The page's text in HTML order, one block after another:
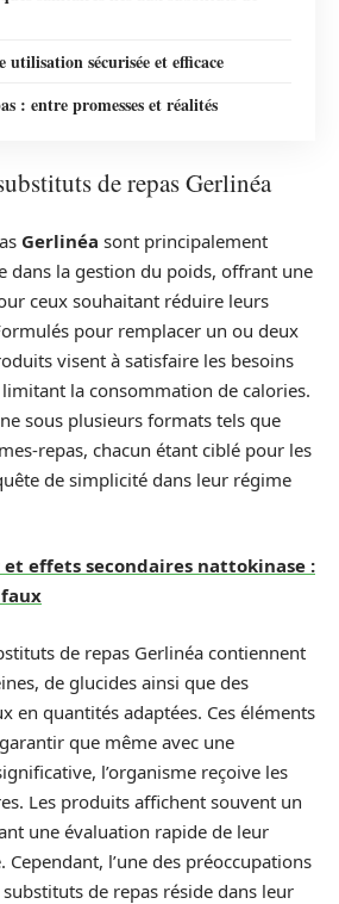
utilisation sécurisée et efficace
: entre promesses et réalités
de repas Gerlinéa
Gerlinéa sont principalement
dans la gestion du poids, offrant une
ceux souhaitant réduire leurs
pour remplacer un ou deux
visent à satisfaire les besoins
la consommation de calories.
sous plusieurs formats tels que
repas, chacun étant ciblé pour les
de simplicité dans leur régime
et effets secondaires nattokinase :
de repas Gerlinéa contiennent
de glucides ainsi que des
en quantités adaptées. Ces éléments
que même avec une
l’organisme reçoive les
Les produits affichent souvent un
une évaluation rapide de leur
l’une des préoccupations
de repas réside dans leur